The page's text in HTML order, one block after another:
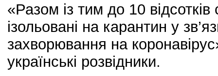
«Разом із тим до 10
ізольовані на карантин у
захворювання на
українські розвідники.